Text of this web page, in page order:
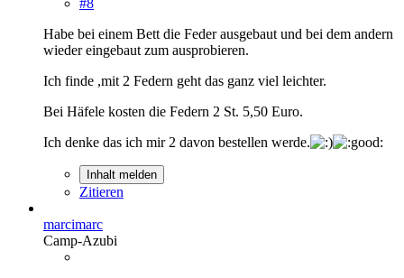
Habe bei einem Bett die Feder ausgebaut und bei dem andern
wieder eingebaut zum ausprobieren.
Ich finde ,mit 2 Federn geht das ganz viel leichter.
Bei Häfele kosten die Federn 2 St. 5,50 Euro.
Ich denke das ich mir 2 davon bestellen werde.
Inhalt melden
Zitieren
marcimarc
Camp-Azubi